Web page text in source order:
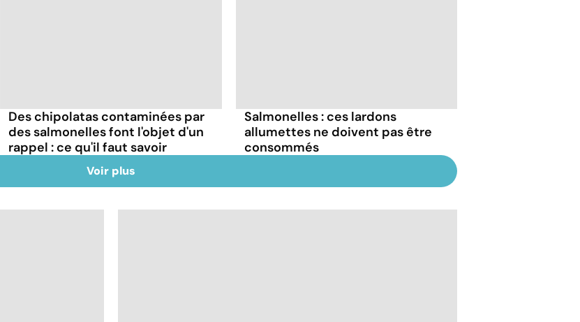
Des chipolatas contaminées par
des salmonelles font l'objet d'un
rappel : ce qu'il faut savoir
Salmonelles : ces lardons
allumettes ne doivent pas être
consommés
Voir plus